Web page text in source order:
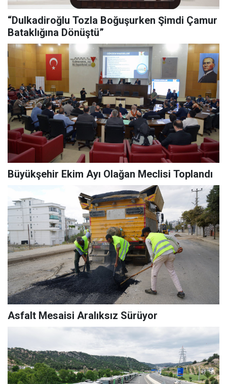
“Dulkadiroğlu Tozla Boğuşurken Şimdi Çamur
Bataklığına Dönüştü”
Büyükşehir Ekim Ayı Olağan Meclisi Toplandı
Asfalt Mesaisi Aralıksız Sürüyor